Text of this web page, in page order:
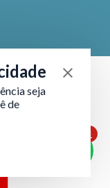
1
seja
de